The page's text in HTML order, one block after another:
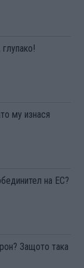
му изнася
на ЕС?
Защото така